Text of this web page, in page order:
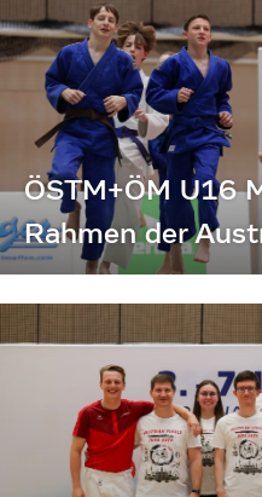
ÖSTM+ÖM U16
Rahmen der